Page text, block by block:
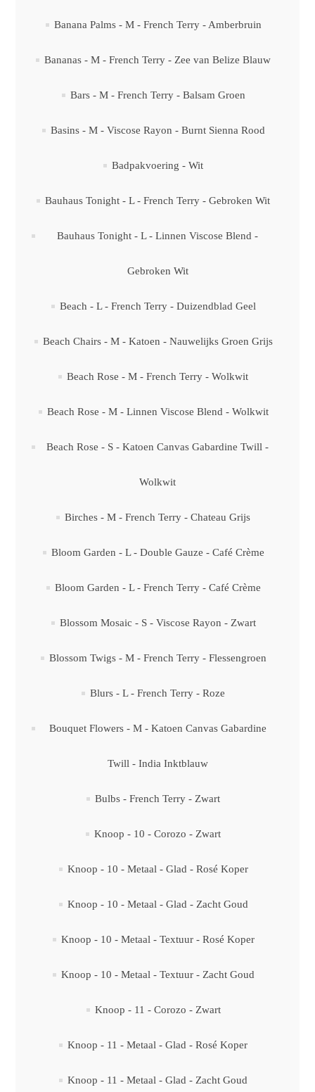
Banana Palms - M - French Terry - Amberbruin
Bananas - M - French Terry - Zee van Belize Blauw
Bars - M - French Terry - Balsam Groen
Basins - M - Viscose Rayon - Burnt Sienna Rood
Badpakvoering - Wit
Bauhaus Tonight - L - French Terry - Gebroken Wit
Bauhaus Tonight - L - Linnen Viscose Blend -
Gebroken Wit
Beach - L - French Terry - Duizendblad Geel
Beach Chairs - M - Katoen - Nauwelijks Groen Grijs
Beach Rose - M - French Terry - Wolkwit
Beach Rose - M - Linnen Viscose Blend - Wolkwit
Beach Rose - S - Katoen Canvas Gabardine Twill -
Wolkwit
Birches - M - French Terry - Chateau Grijs
Bloom Garden - L - Double Gauze - Café Crème
Bloom Garden - L - French Terry - Café Crème
Blossom Mosaic - S - Viscose Rayon - Zwart
Blossom Twigs - M - French Terry - Flessengroen
Blurs - L - French Terry - Roze
Bouquet Flowers - M - Katoen Canvas Gabardine
Twill - India Inktblauw
Bulbs - French Terry - Zwart
Knoop - 10 - Corozo - Zwart
Knoop - 10 - Metaal - Glad - Rosé Koper
Knoop - 10 - Metaal - Glad - Zacht Goud
Knoop - 10 - Metaal - Textuur - Rosé Koper
Knoop - 10 - Metaal - Textuur - Zacht Goud
Knoop - 11 - Corozo - Zwart
Knoop - 11 - Metaal - Glad - Rosé Koper
Knoop - 11 - Metaal - Glad - Zacht Goud